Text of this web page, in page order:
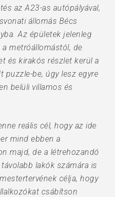
az A23-as autópályával,
állomás Bécs
Az épületek jelenleg
metróállomástól, de
és kirakós részlet kerül a
puzzle-be, úgy lesz egyre
belüli villamos és
reális cél, hogy az ide
mind ebben a
majd, de a létrehozandó
lakók számára is
célja, hogy
csábítson